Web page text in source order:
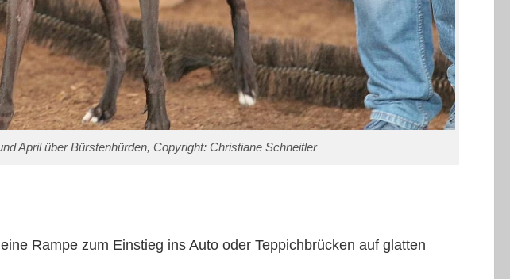
April über Bürstenhürden, Copyright: Christiane Schneitler
Rampe zum Einstieg ins Auto oder Teppichbrücken auf glatten